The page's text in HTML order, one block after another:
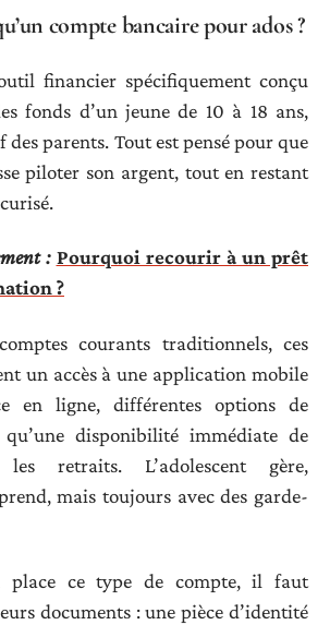
compte bancaire pour ados ?
financier spécifiquement conçu
fonds d’un jeune de 10 à 18 ans,
parents. Tout est pensé pour que
piloter son argent, tout en restant
: Pourquoi recourir à un prêt
?
courants traditionnels, ces
un accès à une application mobile
en ligne, différentes options de
disponibilité immédiate de
retraits. L’adolescent gère,
mais toujours avec des garde-
place ce type de compte, il faut
documents : une pièce d’identité